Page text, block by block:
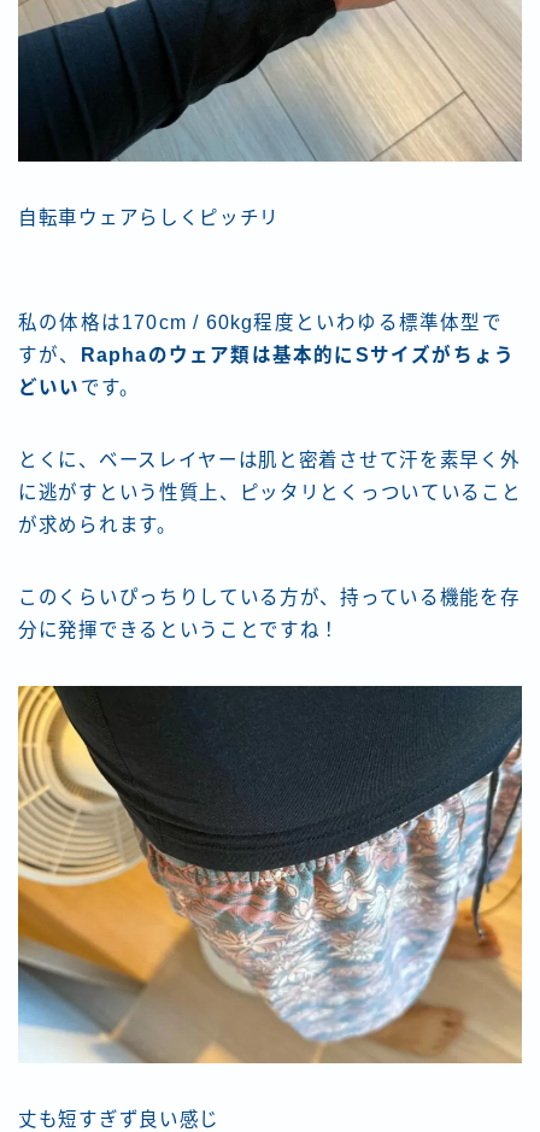
自転車ウェアらしくピッチリ
私の体格は170cm / 60kg程度といわゆる標準体型で
すが、
Raphaのウェア類は基本的にSサイズがちょう
どいい です。
とくに、ベースレイヤーは肌と密着させて汗を素早く外
に逃がすという性質上、ピッタリとくっついていること
が求められます。
このくらいぴっちりしている方が、持っている機能を存
分に発揮できるということですね！
丈も短すぎず良い感じ